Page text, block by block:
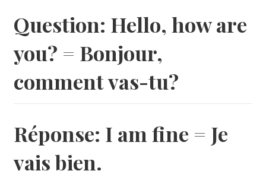
Question: Hello, how are
you? = Bonjour,
comment vas-tu?
Réponse: I am fine = Je
vais bien.